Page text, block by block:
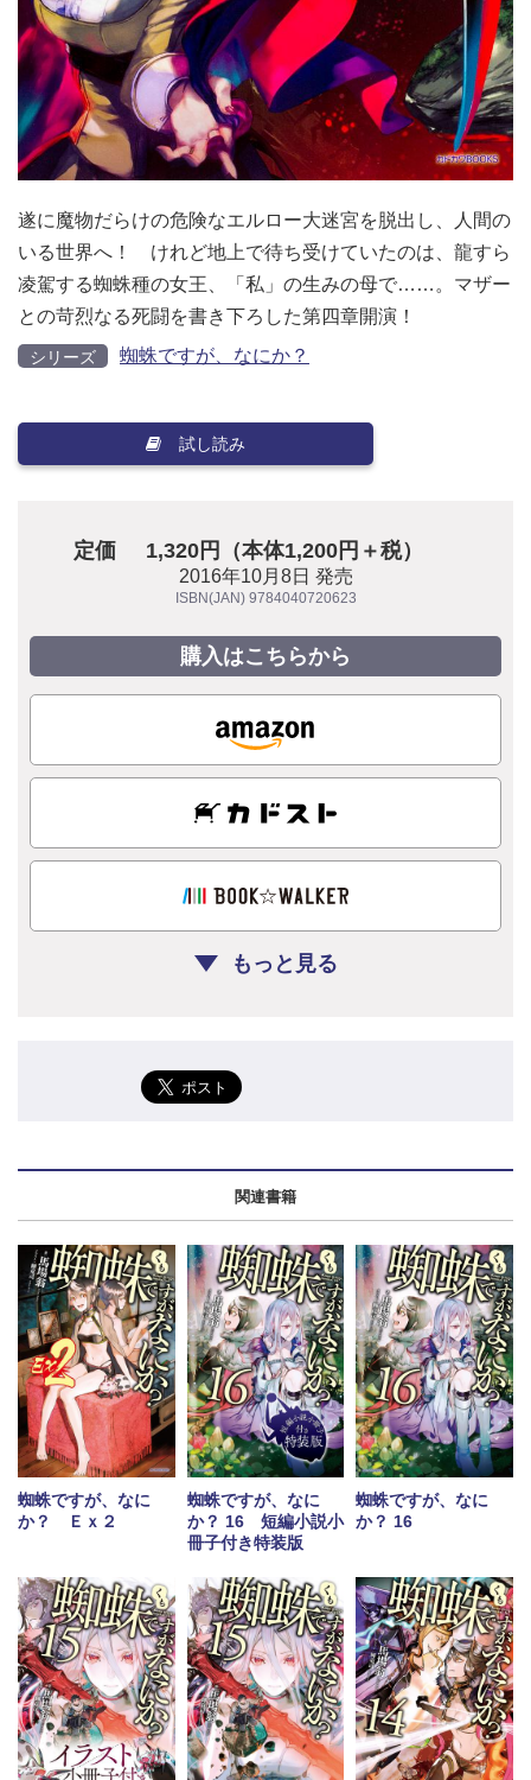
遂に魔物だらけの危険なエルロー大迷宮を脱出し、人間の
いる世界へ！ けれど地上で待ち受けていたのは、龍すら
凌駕する蜘蛛種の女王、「私」の生みの母で……。マザー
との苛烈なる死闘を書き下ろした第四章開演！
シリーズ 蜘蛛ですが、なにか？
試し読み
定価 1,320円（本体1,200円＋税）
2016年10月8日 発売
ISBN(JAN) 9784040720623
購入はこちらから
もっと見る
関連書籍
蜘蛛ですが、なに
か？ Ｅｘ２
蜘蛛ですが、なに
か？ 16 短編小説小
冊子付き特装版
蜘蛛ですが、なに
か？ 16